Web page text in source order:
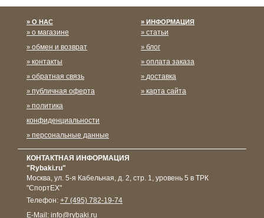
О НАС
о магазине
обмен и возврат
контакты
обратная связь
публичная оферта
политика
конфиденциальности
персональные данные
ИНФОРМАЦИЯ
статьи
блог
оплата заказа
доставка
карта сайта
КОНТАКТНАЯ ИНФОРМАЦИЯ
"Rybaki.ru"
Москва, ул. 5-я Кабельная, д. 2, стр. 1, уровень 5 в ТРК
"СпортЕХ"
Телефон: +7 (495) 782-19-74
E-Mail: info@rybaki.ru